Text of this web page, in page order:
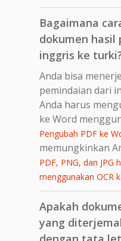
Bagaimana
dokumen hasil
inggris ke
Anda bisa
pemindaian dari
Anda harus
ke Word
Pengubah PDF ke
memungkinkan
PDF, PNG, dan JPG
menggunakan OCR
Apakah
yang